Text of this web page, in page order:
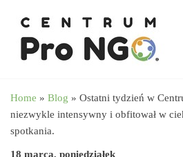
treści
Home » Blog » Ostatni tydzień w
niezwykle intensywny i obfitował w
spotkania.
18 marca, poniedziałek